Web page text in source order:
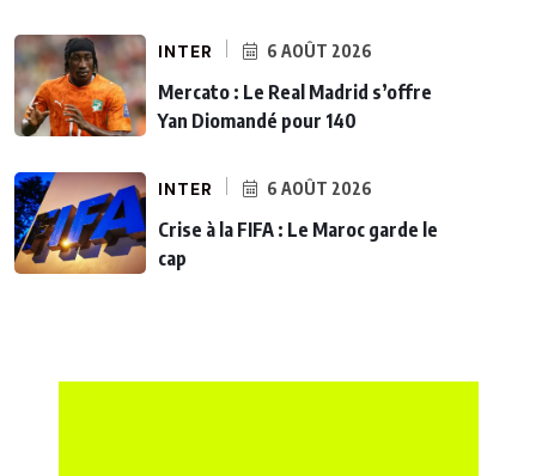
INTER 6 AOÛT 2026
Mercato : Le Real Madrid s’offre
Yan Diomandé pour 140
INTER 6 AOÛT 2026
Crise à la FIFA : Le Maroc garde le
cap